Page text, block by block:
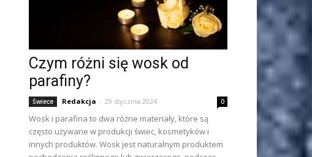
Czym różni się wosk od
parafiny?
Świece Redakcja - 29 stycznia 2024 0
Wosk i parafina to dwa różne materiały, które są
często używane w produkcji świec, kosmetyków i
innych produktów. Wosk jest naturalnym produktem